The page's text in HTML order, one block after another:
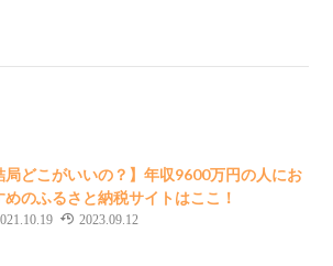
局どこがいいの？】年収9600万円の人にお
めのふるさと納税サイトはここ！
2023.09.12